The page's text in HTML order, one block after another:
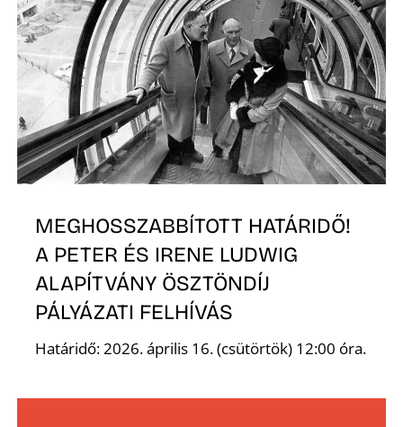
MEGHOSSZABBÍTOTT HATÁRIDŐ!
A PETER ÉS IRENE LUDWIG
ALAPÍTVÁNY ÖSZTÖNDÍJ
PÁLYÁZATI FELHÍVÁS
Határidő: 2026. április 16. (csütörtök) 12:00 óra.